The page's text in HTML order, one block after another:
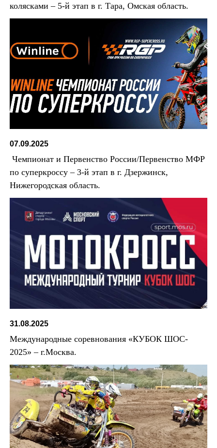
колясками – 5-й этап в г. Тара, Омская область.
07.09.2025
Чемпионат и Первенство России/Первенство МФР
по суперкроссу – 3-й этап в г. Дзержинск,
Нижегородская область.
31.08.2025
Международные соревнования «КУБОК ШОС-
2025» – г.Москва.